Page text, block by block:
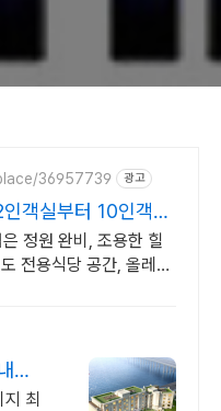
36957739 광고
객실부터 10인객실
정원 완비, 조용한 힐
전용식당 공간, 올레길
최